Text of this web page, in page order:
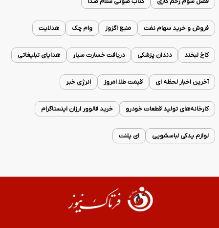
فروش و خرید سهام نفت منبع اگزوز وام چک هدلایت
کاخ لبخند دندان پزشکی دریافت خسارت سیار هدایای تبلیغاتی
آخرین اخبار لحظه ای قیمت طلا امروز انرژی خبر
کارخانه‌های تولید قطعات خودرو خرید فالوور ارزان اینستاگرام
لوازم یدکی لباسشویی ای پلنت